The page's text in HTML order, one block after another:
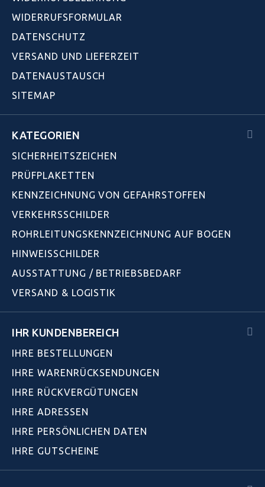
WIDERRUFSFORMULAR
DATENSCHUTZ
VERSAND UND LIEFERZEIT
DATENAUSTAUSCH
SITEMAP
KATEGORIEN
SICHERHEITSZEICHEN
PRÜFPLAKETTEN
KENNZEICHNUNG VON GEFAHRSTOFFEN
VERKEHRSSCHILDER
ROHRLEITUNGSKENNZEICHNUNG AUF BOGEN
HINWEISSCHILDER
AUSSTATTUNG / BETRIEBSBEDARF
VERSAND & LOGISTIK
IHR KUNDENBEREICH
IHRE BESTELLUNGEN
IHRE WARENRÜCKSENDUNGEN
IHRE RÜCKVERGÜTUNGEN
IHRE ADRESSEN
IHRE PERSÖNLICHEN DATEN
IHRE GUTSCHEINE